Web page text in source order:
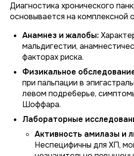
Диагностика хронического
основывается на комплексной
Анамнез и жалобы:
мальдигестии,
факторах риска.
Физикальное
при пальпации в
левом подреберье,
Шоффара.
Лабораторные
Активность амилазы и
Неспецифичны для ХП,